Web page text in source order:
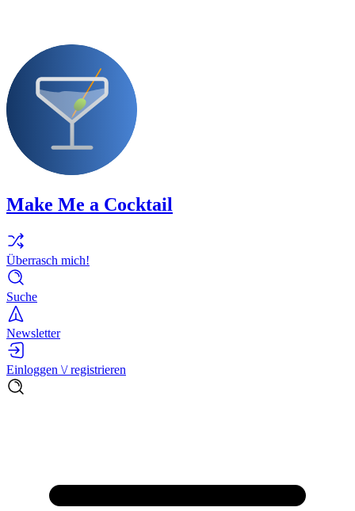
Make Me a Cocktail
Überrasch mich!
Suche
Newsletter
Einloggen \/ registrieren